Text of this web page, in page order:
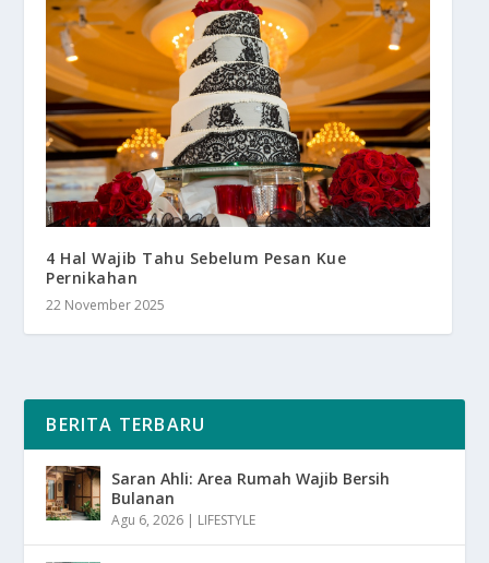
4 Hal Wajib Tahu Sebelum Pesan Kue
Pernikahan
22 November 2025
BERITA TERBARU
Saran Ahli: Area Rumah Wajib Bersih
Bulanan
Agu 6, 2026 | LIFESTYLE